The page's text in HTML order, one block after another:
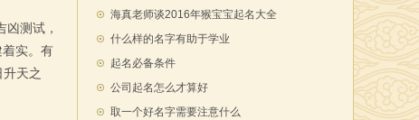
测试，
着实。有
天之
海真老师谈2016年猴宝宝起名大全
什么样的名字有助于学业
起名必备条件
公司起名怎么才算好
取一个好名字需要注意什么